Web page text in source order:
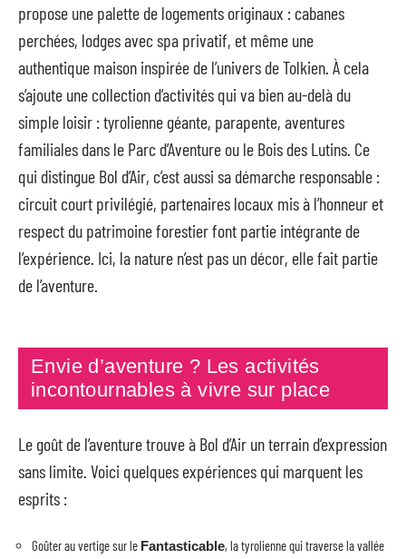
propose une palette de logements originaux : cabanes
perchées, lodges avec spa privatif, et même une
authentique maison inspirée de l’univers de Tolkien. À cela
s’ajoute une collection d’activités qui va bien au-delà du
simple loisir : tyrolienne géante, parapente, aventures
familiales dans le Parc d’Aventure ou le Bois des Lutins. Ce
qui distingue Bol d’Air, c’est aussi sa démarche responsable :
circuit court privilégié, partenaires locaux mis à l’honneur et
respect du patrimoine forestier font partie intégrante de
l’expérience. Ici, la nature n’est pas un décor, elle fait partie
de l’aventure.
Envie d’aventure ? Les activités
incontournables à vivre sur place
Le goût de l’aventure trouve à Bol d’Air un terrain d’expression
sans limite. Voici quelques expériences qui marquent les
esprits :
Goûter au vertige sur le Fantasticable, la tyrolienne qui traverse la vallée